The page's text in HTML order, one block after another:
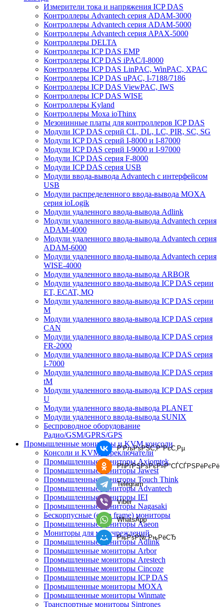
Измерители тока и напряжения ICP DAS
Контроллеры Advantech серия ADAM-3000
Контроллеры Advantech серия ADAM-5000
Контроллеры Advantech серия APAX-5000
Контроллеры DELTA
Контроллеры ICP DAS EMP
Контроллеры ICP DAS iPAC/I-8000
Контроллеры ICP DAS LinPAC, WinPAC, XPAC
Контроллеры ICP DAS uPAC, I-7188/7186
Контроллеры ICP DAS ViewPAC, IWS
Контроллеры ICP DAS WISE
Контроллеры Kyland
Контроллеры Moxa ioThinx
Мезонинные платы для контроллеров ICP DAS
Модули ICP DAS серий CL, DL, LC, PIR, SC, SG
Модули ICP DAS серий I-8000 и I-87000
Модули ICP DAS серий I-9000 и I-97000
Модули ICP DAS серия F-8000
Модули ICP DAS серия USB
Модули ввода-вывода Advantech с интерфейсом
USB
Модули распределенного ввода-вывода MOXA
серия ioLogik
Модули удаленного ввода-вывода Adlink
Модули удаленного ввода-вывода Advantech серия
ADAM-4000
Модули удаленного ввода-вывода Advantech серия
ADAM-6000
Модули удаленного ввода-вывода Advantech серия
WISE-4000
Модули удаленного ввода-вывода ARBOR
Модули удаленного ввода-вывода ICP DAS серии
ET, ECAT, MQ
Модули удаленного ввода-вывода ICP DAS серии
M
Модули удаленного ввода-вывода ICP DAS серия
CAN
Модули удаленного ввода-вывода ICP DAS серия
FR-2000
Модули удаленного ввода-вывода ICP DAS серия
I-7000
Модули удаленного ввода-вывода ICP DAS серия
tM
Модули удаленного ввода-вывода ICP DAS серия
U
Модули удаленного ввода-вывода PLANET
Модули удаленного ввода-вывода SUNIX
Беспроводное оборудование
Радио/GSM/GPRS/GPS
Промышленные мониторы и KVM консоли
Консоли и KVM переключатели
Промышленные мониторы Axiomtek
Промышленные мониторы Jawest
Промышленные мониторы Touch Think
Промышленные мониторы Advantech
Промышленные мониторы IEI
Промышленные мониторы Nagasaki
Бескорпусные (open frame) мониторы
Промышленные мониторы Aaeon
Мониторы для медучреждений
Промышленные мониторы Adlink
Промышленные мониторы Arbor
Промышленные мониторы Arestech
Промышленные мониторы Cincoze
Промышленные мониторы ICP DAS
Промышленные мониторы MOXA
Промышленные мониторы Winmate
Транспортные мониторы Sintrones
Р’РљРѕРЅС‚Р°РєС‚Рµ
РћРґРЅРѕРєР»Р°СЃСЃРЅРёРєРё
Telegram
Viber
WhatsApp
РњРѕР№ РњРёСЂ